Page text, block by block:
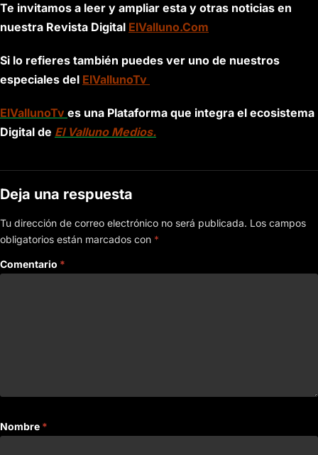
Te invitamos a leer y ampliar esta y otras noticias en
nuestra Revista Digital ElValluno.Com
Si lo refieres también puedes ver uno de nuestros
especiales del ElVallunoTv
ElVallunoTv es una Plataforma que integra el ecosistema
Digital de El Valluno Medios.
Deja una respuesta
Tu dirección de correo electrónico no será publicada. Los campos
obligatorios están marcados con *
Comentario *
Nombre *